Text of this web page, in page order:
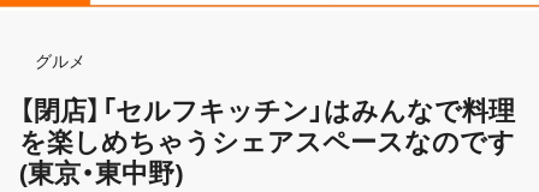
Breadcrumb
グルメ
【閉店】「セルフキッチン」はみんなで料理
を楽しめちゃうシェアスペースなのです
(東京・東中野)